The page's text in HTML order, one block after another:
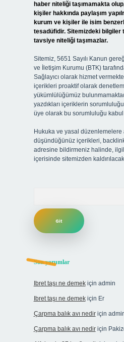
haber niteliği taşımamakta
kişiler hakkında paylaşım
kurum ve kişiler ile isim
tesadüfidir. Sitemizdeki bilgiler
tavsiye niteliği taşımazlar.
Sitemiz, 5651 Sayılı Kanun
ve İletişim Kurumu (BTK)
Sağlayıcı olarak hizmet
içerikleri proaktif olarak
yükümlülüğümüz
yazdıkları içeriklerin
üye olarak bu sorumluluğu kabul
Hukuka ve yasal düzenlemelere
düşündüğünüz içerikleri,
adresine bildirmeniz halinde,
içerisinde sitemizden
Son yorumlar
Ibret taşı ne demekiçin admin
Ibret taşı ne demekiçin Er
Çarpma balık avı nediriçin
Çarpma balık avı nediriçin